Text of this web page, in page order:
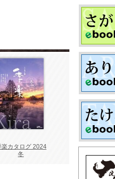
楽カタログ 2024
冬